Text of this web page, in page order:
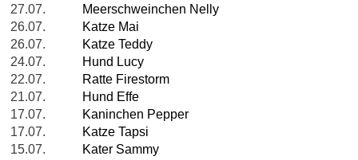
27.07.
Meerschweinchen Nelly
26.07.
Katze Mai
26.07.
Katze Teddy
24.07.
Hund Lucy
22.07.
Ratte Firestorm
21.07.
Hund Effe
17.07.
Kaninchen Pepper
17.07.
Katze Tapsi
15.07.
Kater Sammy